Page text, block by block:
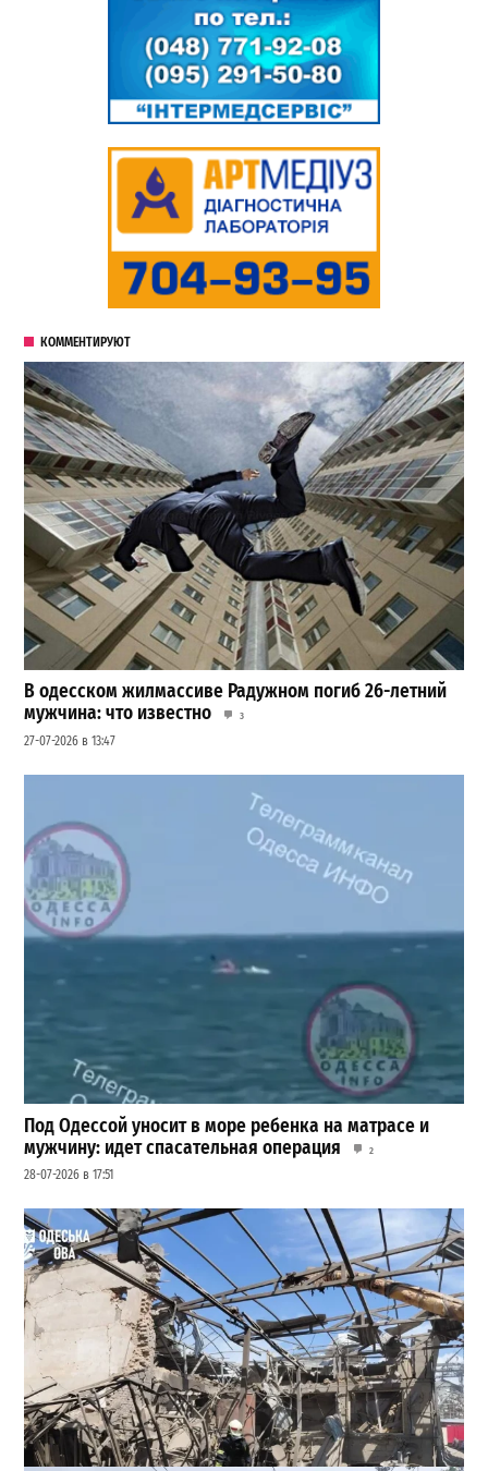
КОММЕНТИРУЮТ
В одесском жилмассиве Радужном погиб 26-летний
мужчина: что известно
3
27-07-2026 в 13:47
Под Одессой уносит в море ребенка на матрасе и
мужчину: идет спасательная операция
2
28-07-2026 в 17:51